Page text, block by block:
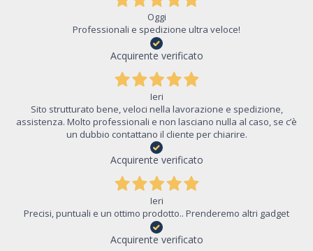
Oggi
Professionali e spedizione ultra veloce!
Acquirente verificato
Ieri
Sito strutturato bene, veloci nella lavorazione e spedizione,
assistenza. Molto professionali e non lasciano nulla al caso, se c’è
un dubbio contattano il cliente per chiarire.
Acquirente verificato
Ieri
Precisi, puntuali e un ottimo prodotto.. Prenderemo altri gadget
Acquirente verificato